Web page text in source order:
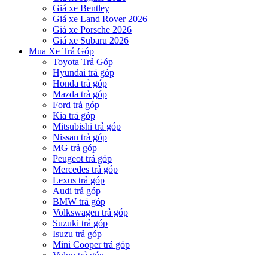
Giá xe Bentley
Giá xe Land Rover 2026
Giá xe Porsche 2026
Giá xe Subaru 2026
Mua Xe Trả Góp
Toyota Trả Góp
Hyundai trả góp
Honda trả góp
Mazda trả góp
Ford trả góp
Kia trả góp
Mitsubishi trả góp
Nissan trả góp
MG trả góp
Peugeot trả góp
Mercedes trả góp
Lexus trả góp
Audi trả góp
BMW trả góp
Volkswagen trả góp
Suzuki trả góp
Isuzu trả góp
Mini Cooper trả góp